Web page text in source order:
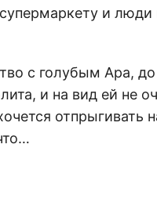
и люди
с голубым Ара,
и на вид ей не
отпрыгивать